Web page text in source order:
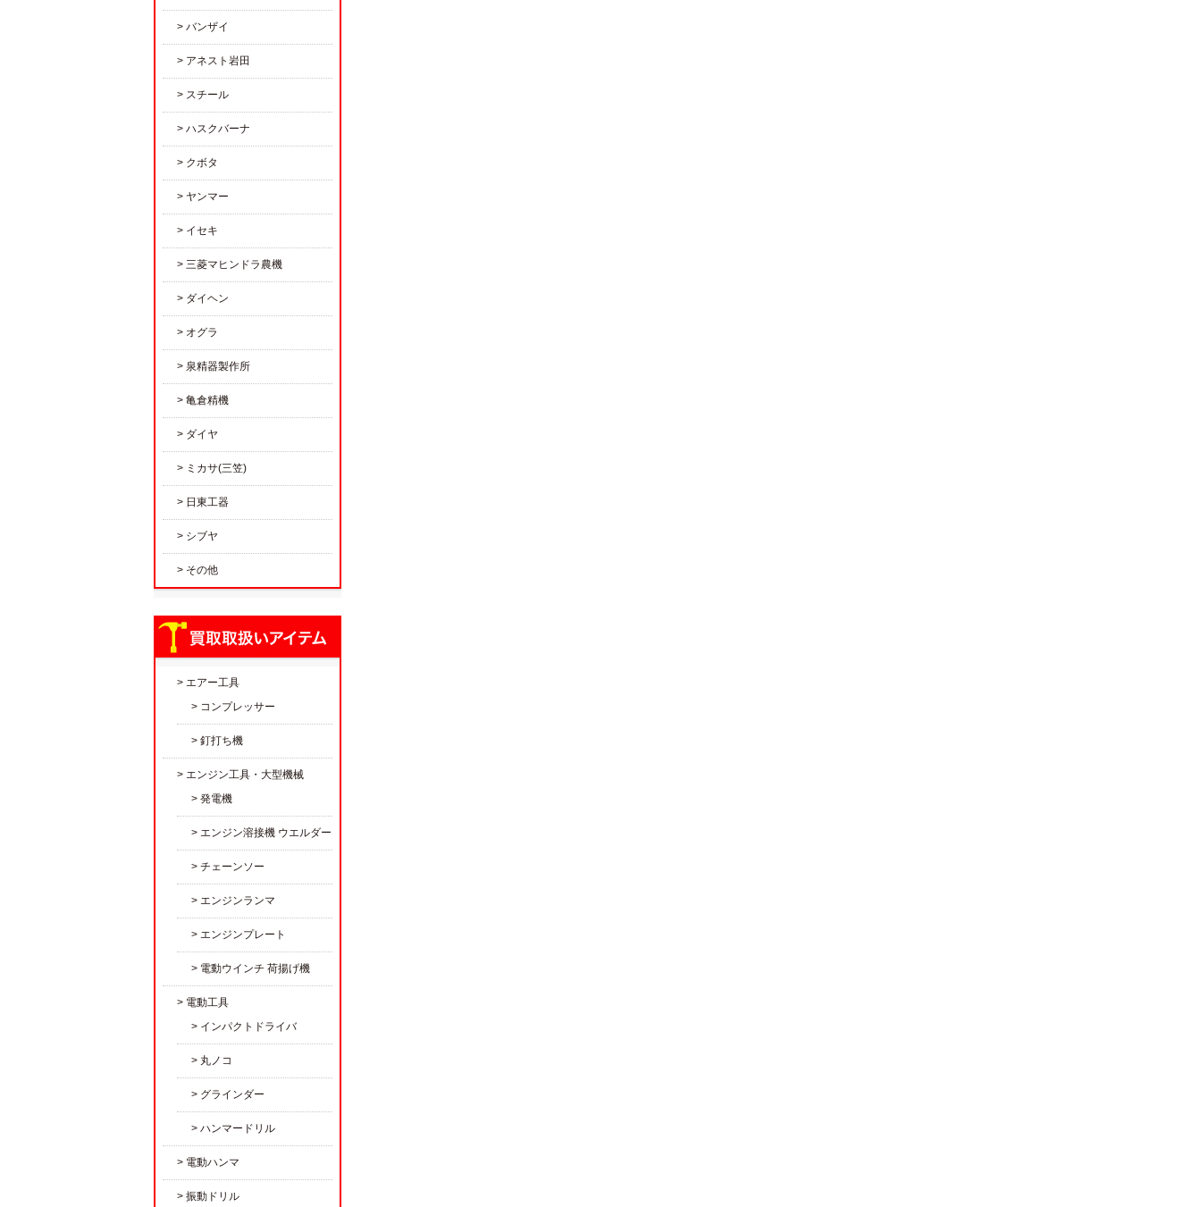
バンザイ
アネスト岩田
スチール
ハスクバーナ
クボタ
ヤンマー
イセキ
三菱マヒンドラ農機
ダイヘン
オグラ
泉精器製作所
亀倉精機
ダイヤ
ミカサ(三笠)
日東工器
シブヤ
その他
エアー工具
コンプレッサー
釘打ち機
エンジン工具・大型機械
発電機
エンジン溶接機 ウエルダー
チェーンソー
エンジンランマ
エンジンプレート
電動ウインチ 荷揚げ機
電動工具
インパクトドライバ
丸ノコ
グラインダー
ハンマードリル
電動ハンマ
振動ドリル